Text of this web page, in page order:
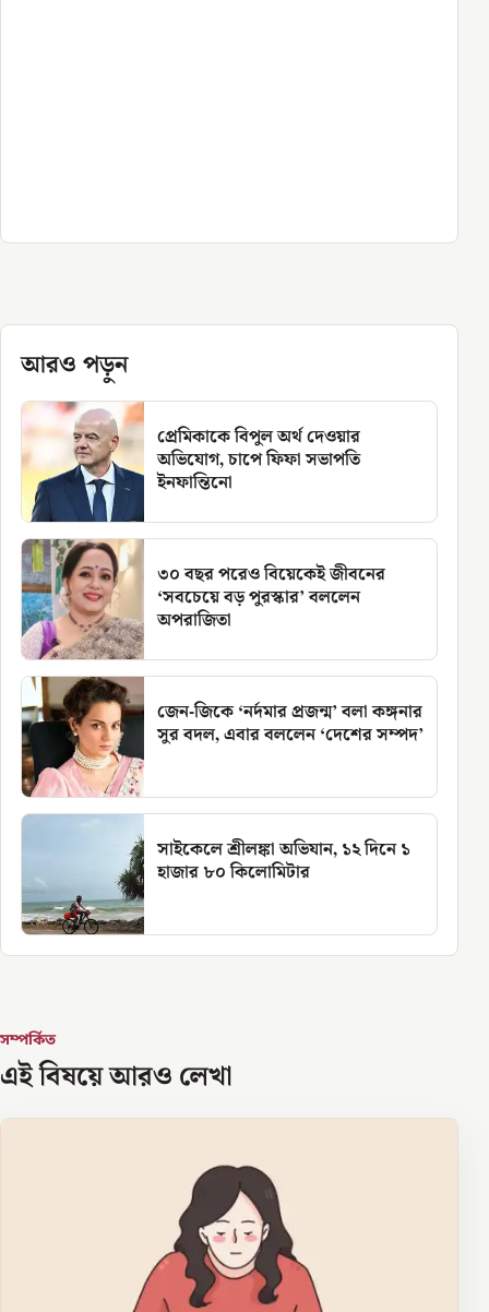
আরও পড়ুন
প্রেমিকাকে বিপুল অর্থ দেওয়ার
অভিযোগ, চাপে ফিফা সভাপতি
ইনফান্তিনো
৩০ বছর পরেও বিয়েকেই জীবনের
‘সবচেয়ে বড় পুরস্কার’ বললেন
অপরাজিতা
জেন-জিকে ‘নর্দমার প্রজন্ম’ বলা কঙ্গনার
সুর বদল, এবার বললেন ‘দেশের সম্পদ’
সাইকেলে শ্রীলঙ্কা অভিযান, ১২ দিনে ১
হাজার ৮০ কিলোমিটার
সম্পর্কিত
এই বিষয়ে আরও লেখা